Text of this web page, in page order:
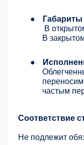
●
В
В
●
частым
Соответствие
Не подлежит